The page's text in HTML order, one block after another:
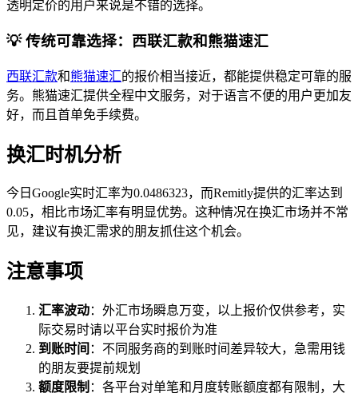
透明定价的用户来说是不错的选择。
💡 传统可靠选择：西联汇款和熊猫速汇
西联汇款和熊猫速汇的报价相当接近，都能提供稳定可靠的服
务。熊猫速汇提供全程中文服务，对于语言不便的用户更加友
好，而且首单免手续费。
换汇时机分析
今日Google实时汇率为0.0486323，而Remitly提供的汇率达到
0.05，相比市场汇率有明显优势。这种情况在换汇市场并不常
见，建议有换汇需求的朋友抓住这个机会。
注意事项
汇率波动：外汇市场瞬息万变，以上报价仅供参考，实
际交易时请以平台实时报价为准
到账时间 ：不同服务商的到账时间差异较大，急需用钱
的朋友要提前规划
额度限制 ：各平台对单笔和月度转账额度都有限制，大